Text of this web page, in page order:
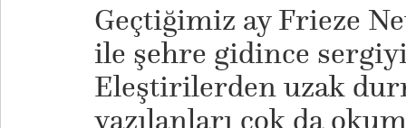
Geçtiğimiz ay Frieze
ile şehre gidince
Eleştirilerden uzak
yazılanları çok da